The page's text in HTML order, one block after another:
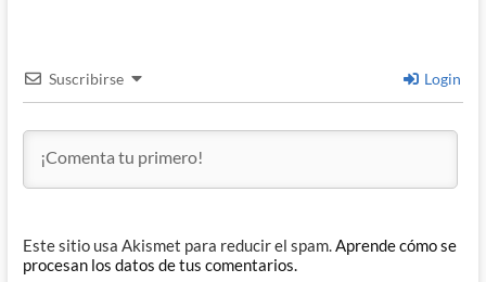
Suscribirse Login
Este sitio usa Akismet para reducir el spam.Aprende cómo se
procesan los datos de tus comentarios.